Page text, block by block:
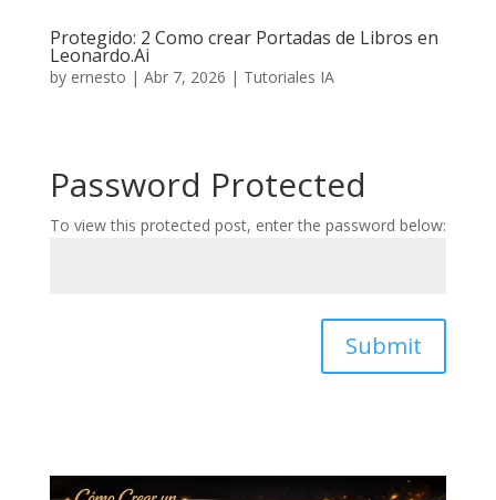
Protegido: 2 Como crear Portadas de Libros en
Leonardo.Ai
by ernesto | Abr 7, 2026 | Tutoriales IA
Password Protected
To view this protected post, enter the password below:
Submit